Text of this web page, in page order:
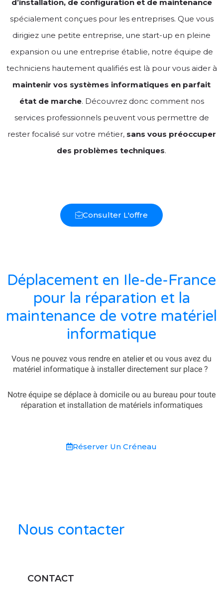
d’installation, de configuration et de maintenance
spécialement conçues pour les entreprises. Que vous
dirigiez une petite entreprise, une start-up en pleine
expansion ou une entreprise établie, notre équipe de
techniciens hautement qualifiés est là pour vous aider à
maintenir vos systèmes informatiques en parfait
état de marche. Découvrez donc comment nos
services professionnels peuvent vous permettre de
rester focalisé sur votre métier, sans vous préoccuper
des problèmes techniques.
Consulter L'offre
Déplacement en Ile-de-France
pour la réparation et la
maintenance de votre matériel
informatique
Vous ne pouvez vous rendre en atelier et ou vous avez du
matériel informatique à installer directement sur place ?
Notre équipe se déplace à domicile ou au bureau pour toute
réparation et installation de matériels informatiques
Réserver Un Créneau
Nous contacter
CONTACT